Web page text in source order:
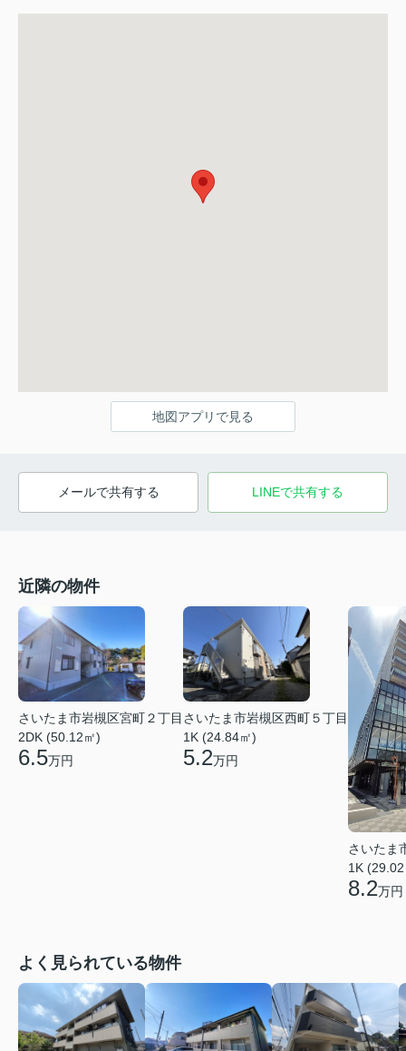
地図アプリで見る
メールで共有する LINEで共有する
近隣の物件
さいたま市岩槻区宮町２丁目
2DK (50.12㎡)
6.5万円
さいたま市岩槻区西町５丁目
1K (24.84㎡)
5.2万円
さいたま
1K
8.2万円
よく見られている物件